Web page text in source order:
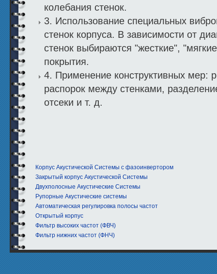
колебания стенок.
3. Использование специальных
стенок корпуса. В зависимости от
стенок выбираются "жесткие",
покрытия.
4. Применение конструктивных мер:
распорок между стенками,
отсеки и т. д.
Корпус Акустической Системы с фазоинвертором
Закрытый корпус Акустической Системы
Двухполосные Акустические Системы
Рупорные Акустические системы
Автоматическая регулировка полосы частот
Открытый корпус
Фильтр высоких частот (ФВЧ)
Фильтр нижних частот (ФНЧ)